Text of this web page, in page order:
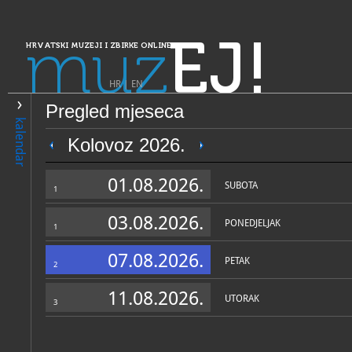
HRVATSKI MUZEJI I ZBIRKE ONLINE
muzEJ!
HR| EN
kalendar
Pregled mjeseca
Kolovoz 2026.
1 01.08.2026. SUBOTA
1 03.08.2026. PONEDJELJAK
2 07.08.2026. PETAK
3 11.08.2026. UTORAK
PRETRAŽIVANJE
Dalmacija
Zbirka župe Svih svetih,
Korčula)
OPĆI PODACI